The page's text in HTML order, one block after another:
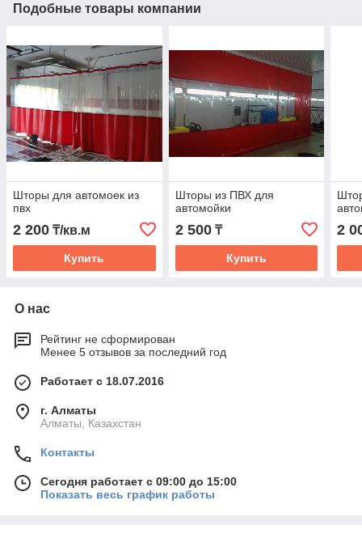
Подобные товары компании
Шторы для автомоек из
пвх
2 200 ₸/кв.м
Купить
Шторы из ПВХ для
автомойки
2 500₸
Купить
2
О нас
Рейтинг не сформирован
Менее 5 отзывов за последний год
Работает с 18.07.2016
г. Алматы
Алматы, Казахстан
Контакты
Сегодня работает с 09:00 до 15:00
Показать весь график работы